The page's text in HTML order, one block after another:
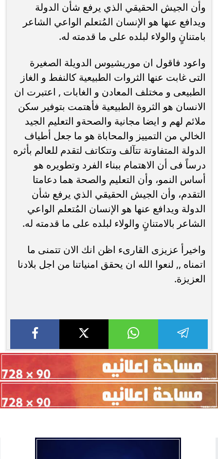
وأن الجيش الحقيقي الذي يرفع شأن الدولة
ويدافع عنها هو الإنسان المُتعلم الواعي الشاعر
بامتنانٍ والولاء لبلده على ما قدمته له.
واعود فاقول ان موريشيوس الدويلة الصغيرة
التى غابت عنها الثروات الطبيعية كالنفط و الغاز
الطبيعى و مختلف المعادن و الغابات , اعتبرت ان
الانسان هو الثروة الطبيعية فأهتمت بتوفير سكن
ملائم لهم و ايضا مجانية والصحةو التعليم الجيد
الخالي من التمييز والمحاباة هو ما جعل أطياف
الدولة المتفاوتة تتآلف وتتكاتف لتقدم للعالم بأثره
درساً فى أن الاهتمام ببناء الفرد وتطويره هو
أساس النمو، وأن التعليم والصحة هما دعامتا
التقدم، وأن الجيش الحقيقي الذي يرفع شأن
الدولة ويدافع عنها هو الإنسان المُتعلم الواعي
الشاعر بالامتنانٍ والولاء لبلده على ما قدمته له.
واخيرأ عزيزى القارىء اظن انك الان تتمنى ما
اتمناه ,, لنعوا الله ان يحقق امنياتنا من اجل بلادنا
العزيزة.